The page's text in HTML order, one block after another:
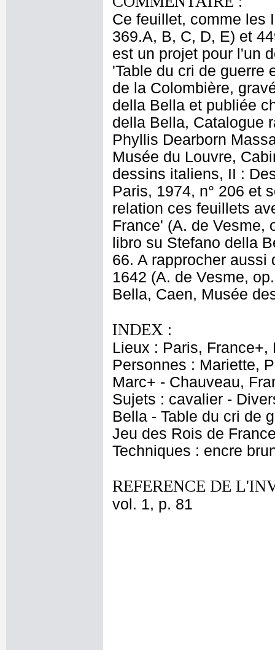
Ce feuillet, comme les
369.A, B, C, D, E) et
est un projet pour l'un
'Table du cri de guerre
de la Colombière,
della Bella et publiée
della Bella, Catalogue
Phyllis Dearborn
Musée du Louvre,
dessins italiens, II :
Paris, 1974, n° 206 et
relation ces feuillets
France' (A. de Vesme,
libro su Stefano della
66. A rapprocher
1642 (A. de Vesme,
Bella, Caen, Musée
INDEX :
Lieux : Paris,
Personnes : Mariette,
Marc+ - Chauveau,
Sujets : cavalier -
Bella - Table du cri de
Jeu des Rois de
Techniques : encre
REFERENCE DE
vol. 1, p. 81